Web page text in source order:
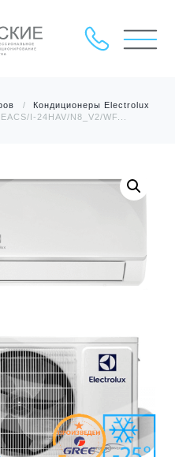
Кондиционеры Electrolux
I-24HAV/N8_V2/WF...